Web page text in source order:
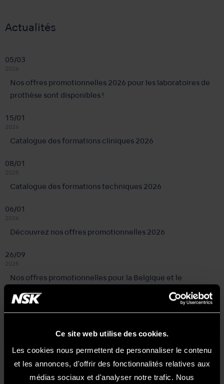
Ce site web utilise des cookies.
Les cookies nous permettent de personnaliser le contenu
et les annonces, d'offrir des fonctionnalités relatives aux
médias sociaux et d'analyser notre trafic. Nous
Actualités
05/03
2026
Nos offres promotionnelles 2026 pour les laboratoires de
prothèse sont disponibles !
15/01
2026
Catalogue des formations cliniques 2026
08/01
2025
Catalogue des formations techniques 2026
06/01
2026
Découvrez nos offres promotionnelles 2026
26/09
2025
Nos offres promotionnelles pour la Belgique et le
Évènements